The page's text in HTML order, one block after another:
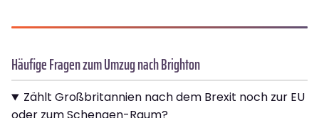
Häufige Fragen zum Umzug nach Brighton
Zählt Großbritannien nach dem Brexit noch zur EU